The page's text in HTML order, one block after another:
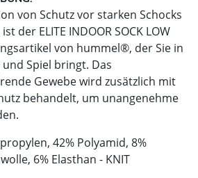
von Schutz vor starken Schocks
der ELITE INDOOR SOCK LOW
von hummel®, der Sie in
Spiel bringt. Das
Gewebe wird zusätzlich mit
behandelt, um unangenehme
42% Polyamid, 8%
6% Elasthan - KNIT